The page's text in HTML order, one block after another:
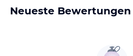
Neueste Bewertungen